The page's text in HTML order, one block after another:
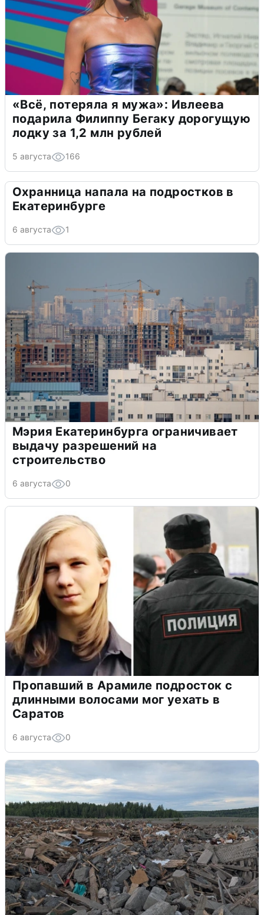
«Всё, потеряла я мужа»: Ивлеева
подарила Филиппу Бегаку дорогущую
лодку за 1,2 млн рублей
5 августа 166
Охранница напала на подростков в
Екатеринбурге
6 августа 1
Мэрия Екатеринбурга ограничивает
выдачу разрешений на
строительство
6 августа 0
Пропавший в Арамиле подросток с
длинными волосами мог уехать в
Саратов
6 августа 0